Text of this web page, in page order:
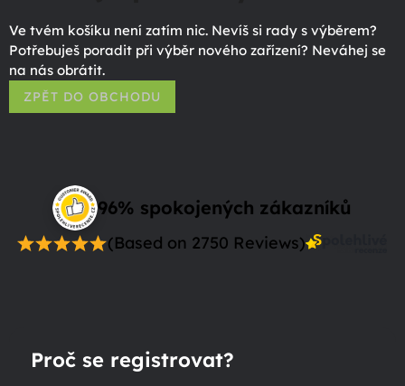
Ve tvém košíku není zatím nic. Nevíš si rady s výběrem?
Potřebuješ poradit při výběr nového zařízení? Neváhej se
na nás obrátit.
ZPĚT DO OBCHODU
96% spokojených zákazníků
(Based on 2750 Reviews)
Proč se registrovat?